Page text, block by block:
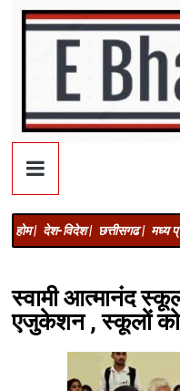
होम | देश-विदेश | छत्तीसगढ | मध्य
स्वामी आत्मानंद
एजुकेशन , स्कूलों को